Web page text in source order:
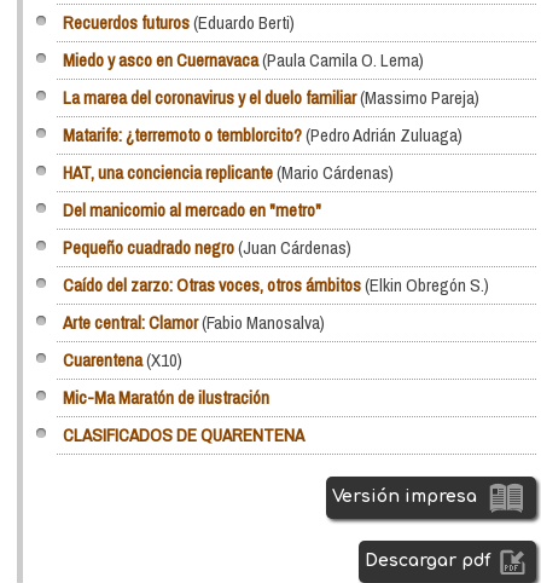
Recuerdos futuros(Eduardo Berti)
Miedo y asco en Cuernavaca(Paula Camila O. Lema)
La marea del coronavirus y el duelo familiar(Massimo Pareja)
Matarife: ¿terremoto o temblorcito?(Pedro Adrián Zuluaga)
HAT, una conciencia replicante(Mario Cárdenas)
Del manicomio al mercado en "metro"
Pequeño cuadrado negro(Juan Cárdenas)
Caído del zarzo: Otras voces, otros ámbitos(Elkin Obregón S.)
Arte central: Clamor(Fabio Manosalva)
Cuarentena(X10)
Mic-Ma Maratón de ilustración
CLASIFICADOS DE QUARENTENA
Versión impresa
Descargar pdf